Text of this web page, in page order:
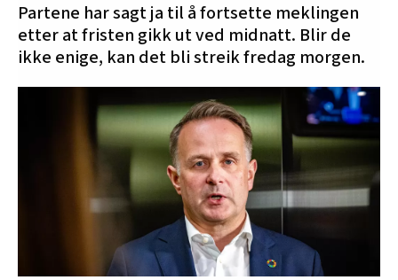
Partene har sagt ja til å fortsette meklingen
etter at fristen gikk ut ved midnatt. Blir de
ikke enige, kan det bli streik fredag morgen.